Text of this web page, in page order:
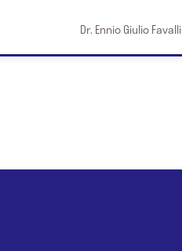
Dr. Ennio Giulio Favalli